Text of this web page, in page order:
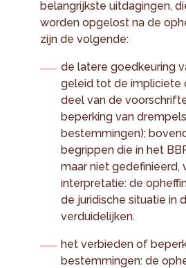
belangrijkste uitdagingen,
worden opgelost na de
zijn de volgende:
de latere goedkeuring
geleid tot de impliciete
deel van de
beperking van
bestemmingen);
begrippen die in het
maar niet gedefinieerd,
interpretatie: de
de juridische situatie in
verduidelijken.
het verbieden of
bestemmingen: de